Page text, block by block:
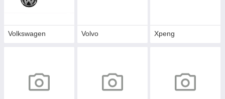
Volkswagen Volvo Xpeng